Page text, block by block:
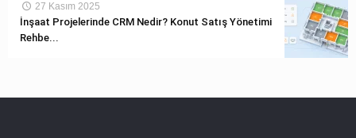
27 Kasım 2025
İnşaat Projelerinde CRM Nedir? Konut Satış Yönetimi
Rehbe...